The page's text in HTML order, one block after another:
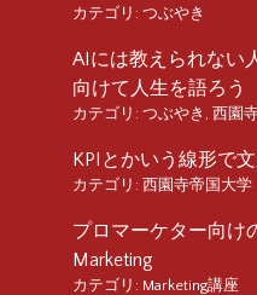
カテゴリ: つぶやき
AIには教えられな
向けて人生を語ろう
カテゴリ: つぶやき 西園
KPIとかいう線形で
カテゴリ: 西園寺帝国大
プロマーケター向け
Marketing
カテゴリ: Marketing講座